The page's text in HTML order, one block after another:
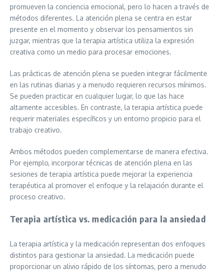
promueven la conciencia emocional, pero lo hacen a través de
métodos diferentes. La atención plena se centra en estar
presente en el momento y observar los pensamientos sin
juzgar, mientras que la terapia artística utiliza la expresión
creativa como un medio para procesar emociones.
Las prácticas de atención plena se pueden integrar fácilmente
en las rutinas diarias y a menudo requieren recursos mínimos.
Se pueden practicar en cualquier lugar, lo que las hace
altamente accesibles. En contraste, la terapia artística puede
requerir materiales específicos y un entorno propicio para el
trabajo creativo.
Ambos métodos pueden complementarse de manera efectiva.
Por ejemplo, incorporar técnicas de atención plena en las
sesiones de terapia artística puede mejorar la experiencia
terapéutica al promover el enfoque y la relajación durante el
proceso creativo.
Terapia artística vs. medicación para la ansiedad
La terapia artística y la medicación representan dos enfoques
distintos para gestionar la ansiedad. La medicación puede
proporcionar un alivio rápido de los síntomas, pero a menudo